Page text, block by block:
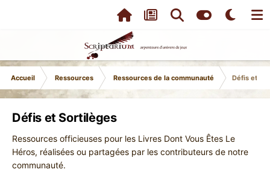
Accueil Ressources Ressources de la communauté Défis et
Défis et Sortilèges
Ressources officieuses pour les Livres Dont Vous Êtes Le
Héros, réalisées ou partagées par les contributeurs de notre
communauté.